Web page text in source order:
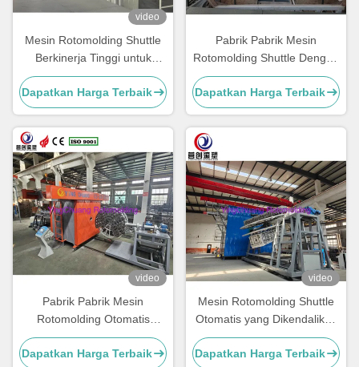
video
Mesin Rotomolding Shuttle
Berkinerja Tinggi untuk
Produksi yang Halus dan
Konsisten
Dapatkan Harga Terbaik
Pabrik Pabrik Mesin
Rotomolding Shuttle Dengan
Kecepatan Rotasi Dan
Kinerja yang Dapat
Disesuaikan
Dapatkan Harga Terbaik
video
Pabrik Pabrik Mesin
Rotomolding Otomatis
Sistem Kontrol PLC Dengan
Waktu Siklus 15-30min
Dapatkan Harga Terbaik
video
Mesin Rotomolding Shuttle
Otomatis yang Dikendalikan
PLC dengan Kecepatan
Rotasi yang Bisa
Dapatkan Harga Terbaik